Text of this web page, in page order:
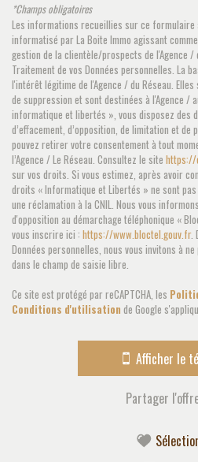
Bureau de poste
Mairie
statistiques
Nombre d'habitants
Propriétaires (vs. locataires)
Taxe habitation
Taxe foncière
Habitants de moins de 25 ans
Habitants de 25 à 55 ans
Nombre d'enfants par famille
Familles avec 1 ou 2 enfants
*Champs obligatoires
Les informations recueillies sur ce
informatisé par La Boite Immo agissant
gestion de la clientèle/prospects de l'Agence /
Traitement de vos Données personnelles. La
l'intérêt légitime de l'Agence / du Réseau.
de suppression et sont destinées à l'Agence /
informatique et libertés », vous disposez des
d’effacement, d’opposition, de limitation et de
pouvez retirer votre consentement à tout
l’Agence / Le Réseau. Consultez le site
sur vos droits. Si vous estimez, après avoir
droits « Informatique et Libertés » ne sont
une réclamation à la CNIL. Nous vous
d'opposition au démarchage téléphonique «
vous inscrire ici : https://www.bloctel.gouv.fr.
Données personnelles, nous vous invitons à
dans le champ de saisie libre.
Ce site est protégé par reCAPTCHA, les
Conditions d'utilisation de Google
Afficher le
Partager